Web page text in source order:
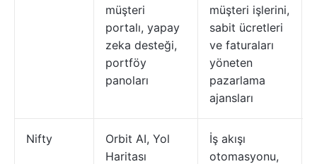
müşteri
portalı, yapay
zeka desteği,
portföy
panoları
müşteri işlerini,
sabit ücretleri
ve faturaları
yöneten
pazarlama
ajansları
Nifty
Orbit AI, Yol
Haritası
İş akışı
otomasyonu,